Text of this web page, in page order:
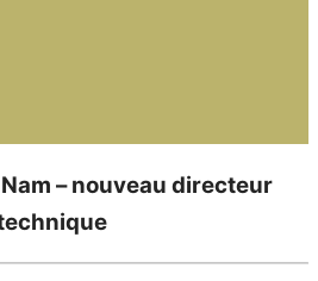
– nouveau directeur